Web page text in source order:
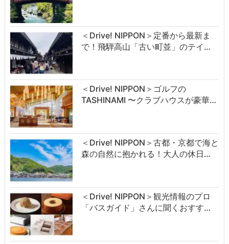
＜Drive! NIPPON＞定番から最新ま
で！飛騨高山「古い町並」のテイ…
＜Drive! NIPPON＞ゴルフの
TASHINAMI 〜クラブハウスが豪華…
＜Drive! NIPPON＞古都・京都で海と
森の自然に抱かれる！大人の休日…
＜Drive! NIPPON＞観光情報のプロ
「バスガイド」さんに聞くおすす…